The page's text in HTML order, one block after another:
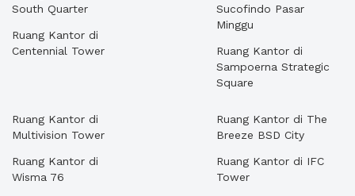
South Quarter
Ruang Kantor di
Centennial Tower
Sucofindo Pasar
Minggu
Ruang Kantor di
Sampoerna Strategic
Square
Ruang Kantor di
Multivision Tower
Ruang Kantor di
Wisma 76
Ruang Kantor di The
Breeze BSD City
Ruang Kantor di IFC
Tower